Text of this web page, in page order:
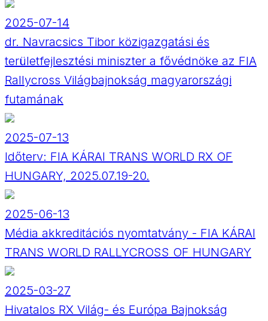
2025-07-14
dr. Navracsics Tibor közigazgatási és
területfejlesztési miniszter a fővédnöke az FIA
Rallycross Világbajnokság magyarországi
futamának
2025-07-13
Időterv: FIA KÁRAI TRANS WORLD RX OF
HUNGARY, 2025.07.19-20.
2025-06-13
Média akkreditációs nyomtatvány - FIA KÁRAI
TRANS WORLD RALLYCROSS OF HUNGARY
2025-03-27
Hivatalos RX Világ- és Európa Bajnokság